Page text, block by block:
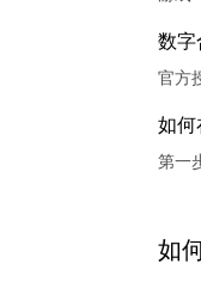
数字
官方
如何
第一
如